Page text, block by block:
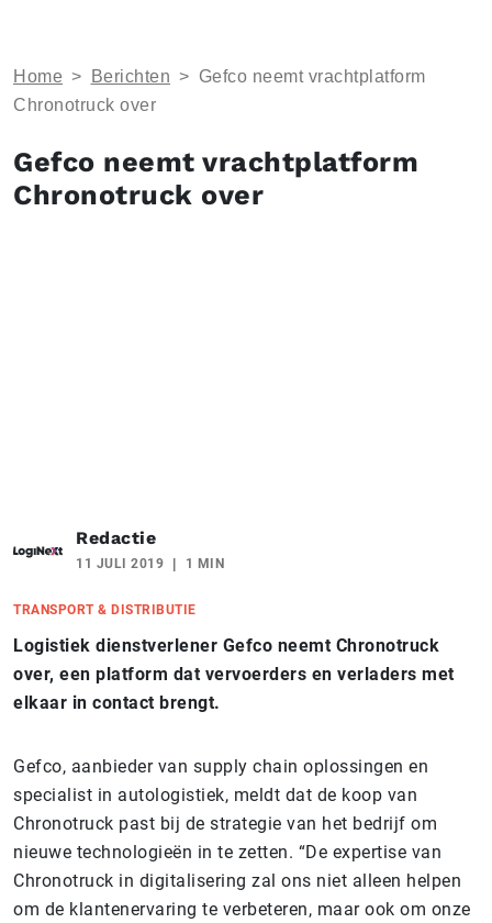
Home > Berichten > Gefco neemt vrachtplatform
Chronotruck over
Gefco neemt vrachtplatform
Chronotruck over
Redactie
11 JULI 2019 1 MIN
TRANSPORT & DISTRIBUTIE
Logistiek dienstverlener Gefco neemt Chronotruck
over, een platform dat vervoerders en verladers met
elkaar in contact brengt.
Gefco, aanbieder van supply chain oplossingen en
specialist in autologistiek, meldt dat de koop van
Chronotruck past bij de strategie van het bedrijf om
nieuwe technologieën in te zetten. “De expertise van
Chronotruck in digitalisering zal ons niet alleen helpen
om de klantenervaring te verbeteren, maar ook om onze